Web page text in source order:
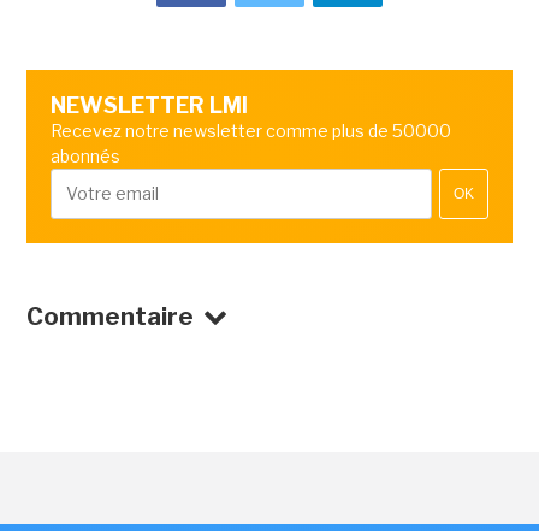
NEWSLETTER LMI
Recevez notre newsletter comme plus de 50000
abonnés
OK
Commentaire